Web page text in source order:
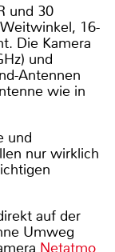
und 30
16-
Die Kamera
und
Antennen
wie in
und
nur wirklich
auf der
Umweg
Netatmo